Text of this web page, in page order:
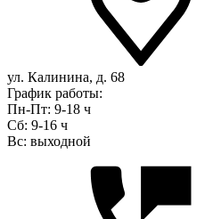
ул. Калинина, д. 68
График работы:
Пн-Пт: 9-18 ч
Сб: 9-16 ч
Вс: выходной